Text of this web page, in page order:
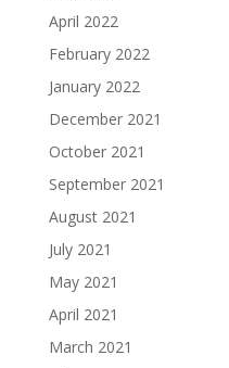
April 2022
February 2022
January 2022
December 2021
October 2021
September 2021
August 2021
July 2021
May 2021
April 2021
March 2021